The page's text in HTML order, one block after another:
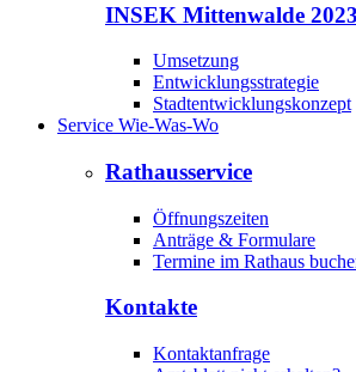
INSEK Mittenwalde
Umsetzung
Entwicklungsstrategie
Stadtentwicklungskonzept
Service Wie-Was-Wo
Rathausservice
Öffnungszeiten
Anträge & Formulare
Termine im Rathaus
Kontakte
Kontaktanfrage